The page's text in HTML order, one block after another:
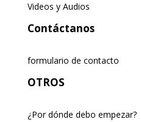
Videos y Audios
Contáctanos
formulario de contacto
OTROS
¿Por dónde debo empezar?